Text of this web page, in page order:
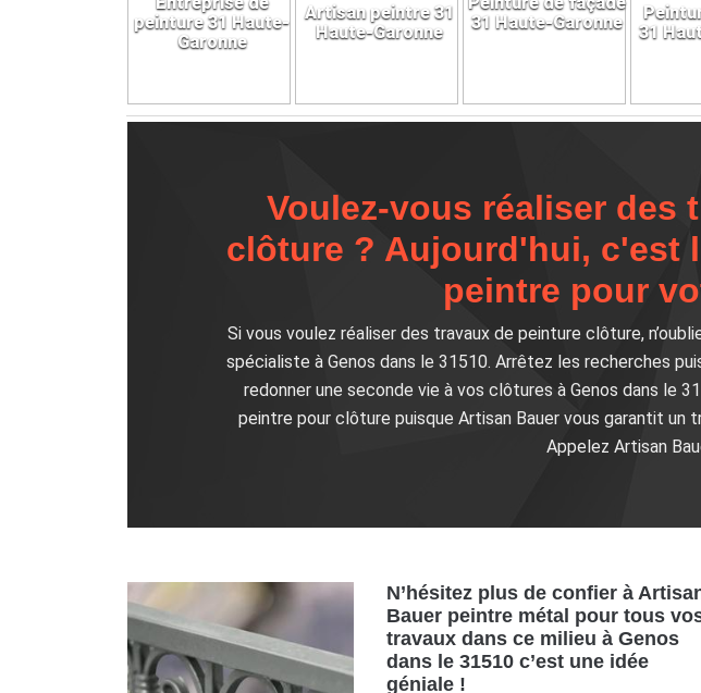
peinture 31 Haute-
Garonne
Artisan peintre 31
Haute-Garonne
31 Haute-Garonne
31
Voulez-vous réaliser des
clôture ? Aujourd'hui, c'est
peintre pour
Si vous voulez réaliser des travaux de peinture clôture,
spécialiste à Genos dans le 31510. Arrêtez les recherches
redonner une seconde vie à vos clôtures à Genos dans le
peintre pour clôture puisque Artisan Bauer vous garantit un
Appelez Artisan
N’hésitez plus de confier à
Bauer peintre métal pour tous
travaux dans ce milieu à Genos
dans le 31510 c’est une idée
géniale !